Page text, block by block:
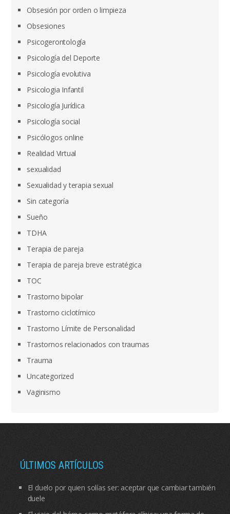
Obsesión por orden o limpieza
Obsesiones
Psicogerontología
Psicología del Deporte
Psicología evolutiva
Psicologia Infantil
Psicología Jurídica
Psicología social
Psicólogos online
Realidad Virtual
sexualidad
Sexualidad y terapia sexual
Sin categoría
Sueño
TDHA
Terapia de pareja
Terapia de pareja breve estratégica
TOC
Trastorno bipolar
Trastorno ciclotímico
Trastorno Límite de Personalidad
Trastornos relacionados con traumas
Trauma
Uncategorized
Vaginismo
ÚLTIMOS ARTÍCULOS
El duelo por quien solías ser: aceptar que cambiar también
duele